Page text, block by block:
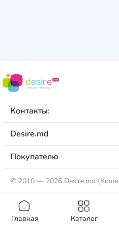
Главная Каталог
Контакты:
Desire.md
Покупателю
© 2010 — 2026 Desire.md